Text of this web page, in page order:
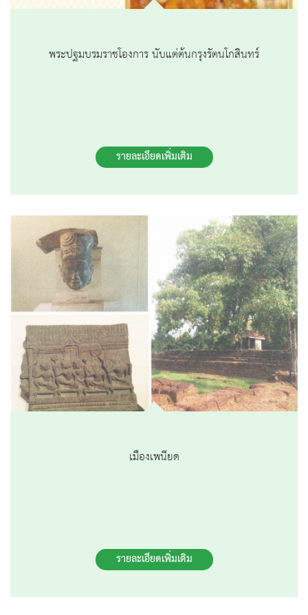
พระปฐมบรมราชโองการ นับแต่ต้นกรุงรัตนโกสินทร์
รายละเอียดเพิ่มเติม
เมืองเพนียด
รายละเอียดเพิ่มเติม